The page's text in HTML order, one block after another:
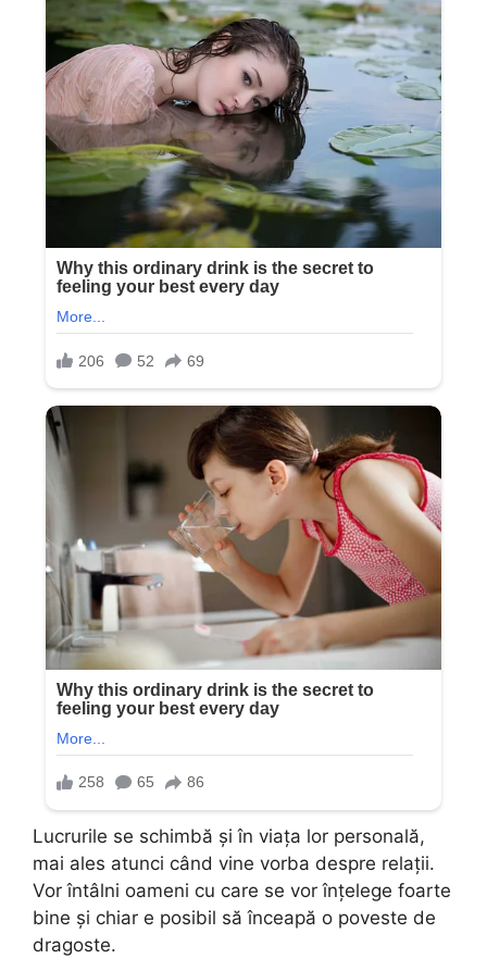
Lucrurile se schimbă și în viața lor personală,
mai ales atunci când vine vorba despre relații.
Vor întâlni oameni cu care se vor înțelege foarte
bine și chiar e posibil să înceapă o poveste de
dragoste.